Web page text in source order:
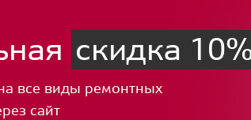
скидка
все виды ремонтных
сайт